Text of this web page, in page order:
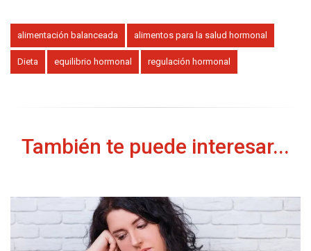
alimentación balanceada alimentos para la salud hormonal
Dieta equilibrio hormonal regulación hormonal
También te puede interesar...